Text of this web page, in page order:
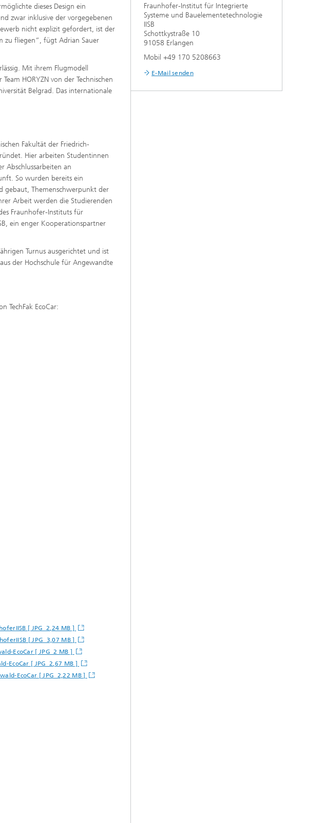
dieses Design ein
zwar inklusive der vorgegebenen
nicht explizit gefordert, ist der
zu fliegen“, fügt Adrian Sauer
Mit ihrem Flugmodell
HORYZN von der Technischen
Belgrad. Das internationale
Fakultät der Friedrich-
Hier arbeiten Studentinnen
Abschlussarbeiten an
So wurden bereits ein
gebaut, Themenschwerpunkt der
Arbeit werden die Studierenden
Fraunhofer-Instituts für
ein enger Kooperationspartner
Turnus ausgerichtet und ist
der Hochschule für Angewandte
TechFak EcoCar:
[ JPG 2,24 MB ]
[ JPG 3,07 MB ]
EcoCar [ JPG 2 MB ]
EcoCar [ JPG 2,67 MB ]
EcoCar [ JPG 2,22 MB ]
Fraunhofer-Institut für Integrierte
Systeme und Bauelementetechnologie
IISB
Schottkystraße 10
91058 Erlangen
Mobil +49 170 5208663
E-Mail senden